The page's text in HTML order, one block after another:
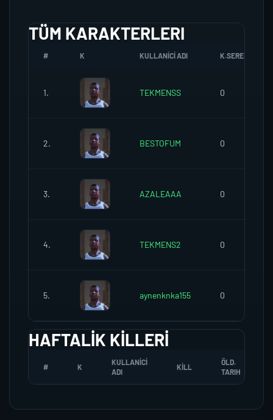
TÜM KARAKTERLERI
# K KULLANICI ADI K.SEREFI
1. TEKMENSS 0
2. BESTOFUM 0
3. AZALEAAA 0
4. TEKMENS2 0
5. aynenknka155 0
HAFTALIK KILLERI
# K
KULLANICI
ADI
KILL
ÖLD.
TARIH